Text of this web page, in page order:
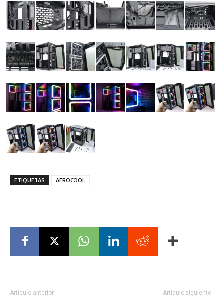
ETIQUETAS AEROCOOL
Artículo anterior Artículo siguiente